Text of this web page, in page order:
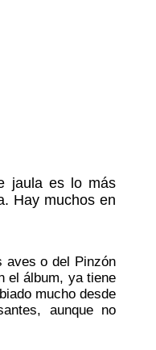
jaula es lo más
Hay muchos en
aves o del Pinzón
el álbum, ya tiene
mucho desde
aunque no